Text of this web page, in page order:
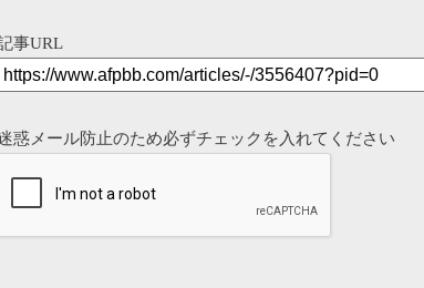
事URL
惑メール防止のため必ずチェックを入れてください